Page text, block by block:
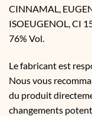
CINNAMAL,
ISOEUGENOL, CI
76% Vol.
Le fabricant est
Nous vous
du produit
changements